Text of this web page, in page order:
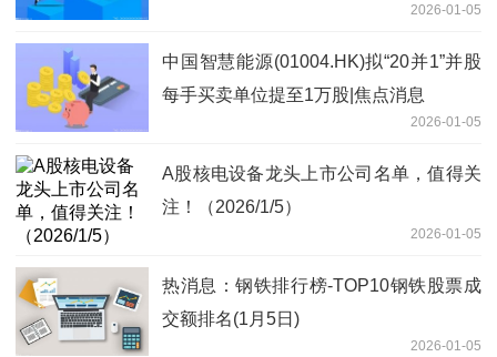
2026-01-05
中国智慧能源(01004.HK)拟“20并1”并股
每手买卖单位提至1万股|焦点消息
2026-01-05
A股核电设备龙头上市公司名单，值得关
注！（2026/1/5）
2026-01-05
热消息：钢铁排行榜-TOP10钢铁股票成
交额排名(1月5日)
2026-01-05